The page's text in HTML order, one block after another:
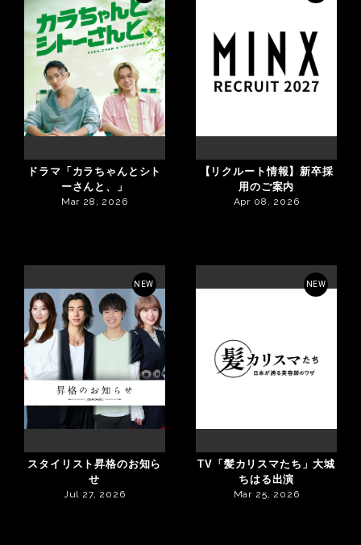
ドラマ「カラちゃんとシト
ーさんと、」
Mar 28, 2026
【リクルート情報】新卒採
用のご案内
Apr 08, 2026
NEW
スタイリスト昇格のお知ら
せ
Jul 27, 2026
NEW
TV「髪カリスマたち」大城
ちはる出演
Mar 25, 2026